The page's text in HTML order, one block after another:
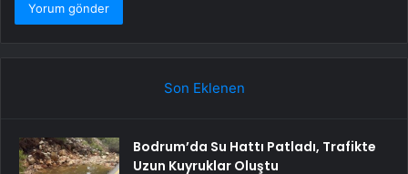
Son Eklenen
Bodrum’da Su Hattı Patladı, Trafikte
Uzun Kuyruklar Oluştu